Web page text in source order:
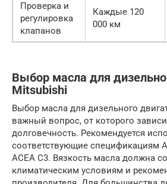
Проверка и
регулировка
клапанов
Каждые 120
000 км
Выбор масла для
Mitsubishi
Выбор масла для дизельного
важный вопрос, от которого
долговечность. Рекомендуется
соответствующие спецификациям
ACEA C3. Вязкость масла должна
климатическим условиям и